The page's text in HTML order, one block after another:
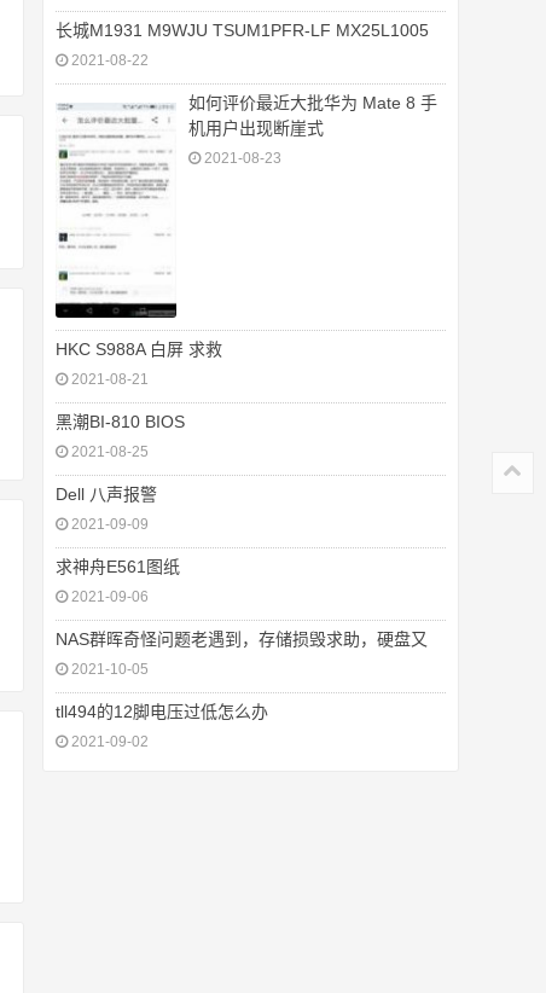
长城M1931 M9WJU TSUM1PFR-LF MX25L1005
2021-08-22
如何评价最近大批华为 Mate 8 手
机用户出现断崖式
2021-08-23
HKC S988A 白屏 求救
2021-08-21
黑潮BI-810 BIOS
2021-08-25
Dell 八声报警
2021-09-09
求神舟E561图纸
2021-09-06
NAS群晖奇怪问题老遇到，存储损毁求助，硬盘又
2021-10-05
tll494的12脚电压过低怎么办
2021-09-02